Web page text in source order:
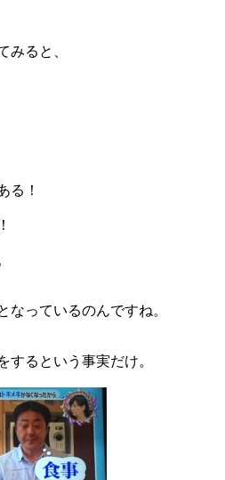
みると、
る！
なっているのんですね。
するという事実だけ。